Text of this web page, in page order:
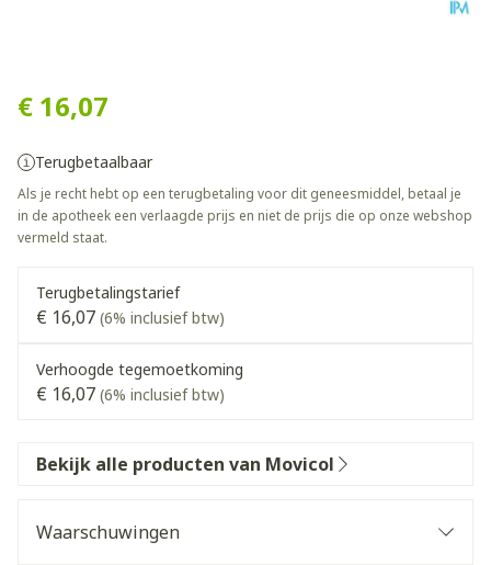
€ 16,07
Terugbetaalbaar
Als je recht hebt op een terugbetaling voor dit geneesmiddel, betaal je
in de apotheek een verlaagde prijs en niet de prijs die op onze webshop
vermeld staat.
Terugbetalingstarief
€ 16,07 (6% inclusief btw)
Verhoogde tegemoetkoming
€ 16,07 (6% inclusief btw)
Bekijk alle producten van Movicol
Waarschuwingen